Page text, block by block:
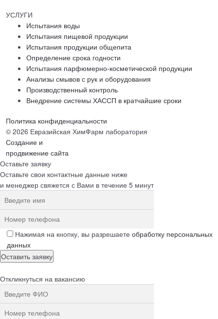
УСЛУГИ
Испытания воды
Испытания пищевой продукции
Испытания продукции общепита
Определение срока годности
Испытания парфюмерно-косметической продукции
Анализы смывов с рук и оборудования
Производственный контроль
Внедрение системы ХАССП в кратчайшие сроки
Политика конфиденциальности
© 2026 Евразийская ХимФарм лаборатория
Создание и
продвижение сайта
Оставьте заявку
Оставьте свои контактные данные ниже
и менеджер свяжется с Вами в течение 5 минут
Нажимая на кнопку, вы разрешаете обработку персональных
данных
Откликнуться на вакансию